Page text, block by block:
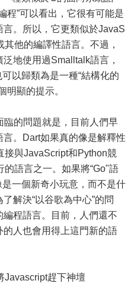
程”可以看出，它很有可能是
。所以，它更類似於JavaS
其他的編譯性語言。不過，
地使用過Smalltalk語言，
以歸類為是一種“結構化的
明顯的提示。
的問題就是，目前人們早
。Dart如果真的像是解釋性
接與JavaScript和Python競
語言之一。如果將“Go"語
一個新奇小玩意，而不是什
解決“以谷歌為中心”的問
程語言。目前，人們還不
人也會用得上這門新的語
Javascript趕下神壇